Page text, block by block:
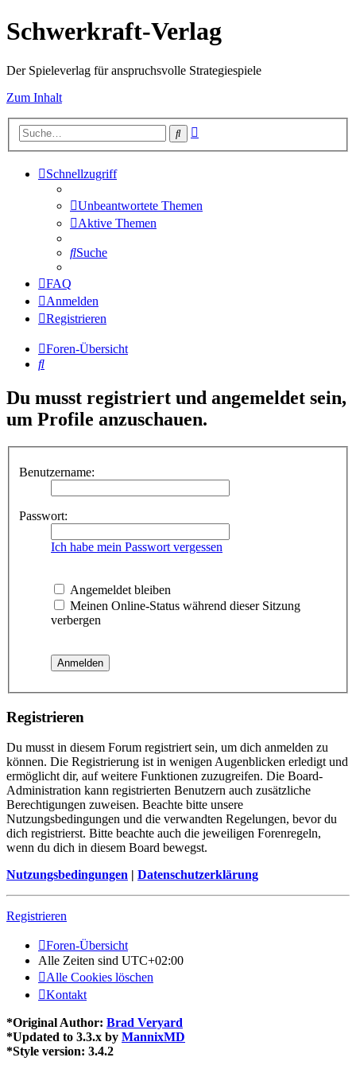
Schwerkraft-Verlag
Der Spieleverlag für anspruchsvolle Strategiespiele
Zum Inhalt
Suche
Schnellzugriff
Unbeantwortete Themen
Aktive Themen
Suche
FAQ
Anmelden
Registrieren
Foren-Übersicht
Suche
Du musst registriert und angemeldet sein,
um Profile anzuschauen.
Benutzername:
Passwort:
Ich habe mein Passwort vergessen
Angemeldet bleiben
Meinen Online-Status während dieser Sitzung
verbergen
Registrieren
Du musst in diesem Forum registriert sein, um dich anmelden zu
können. Die Registrierung ist in wenigen Augenblicken erledigt und
ermöglicht dir, auf weitere Funktionen zuzugreifen. Die Board-
Administration kann registrierten Benutzern auch zusätzliche
Berechtigungen zuweisen. Beachte bitte unsere
Nutzungsbedingungen und die verwandten Regelungen, bevor du
dich registrierst. Bitte beachte auch die jeweiligen Forenregeln,
wenn du dich in diesem Board bewegst.
Nutzungsbedingungen | Datenschutzerklärung
Registrieren
Foren-Übersicht
Alle Zeiten sind UTC+02:00
Alle Cookies löschen
Kontakt
*Original Author: Brad Veryard
*Updated to 3.3.x by MannixMD
*Style version: 3.4.2